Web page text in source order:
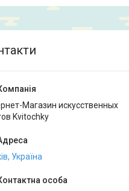
Магазин искусственных
Kvitochky
Україна